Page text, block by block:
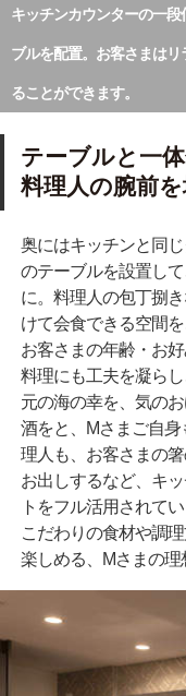
キッチンカウンターの一
ブルを配置。お客さまは
ることができます。
テーブルと一
料理人の腕前
奥にはキッチンと同
のテーブルを設置し
に。料理人の包丁捌
けて会食できる空間
お客さまの年齢・お
料理にも工夫を凝ら
元の海の幸を、気の
酒をと、Mさまご自
理人も、お客さまの
お出しするなど、キ
トをフル活用されてい
こだわりの食材や調
楽しめる、Mさまの理